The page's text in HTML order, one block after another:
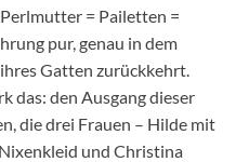
= Pailetten =
pur, genau in dem
Gatten zurückkehrt.
das: den Ausgang dieser
die drei Frauen – Hilde mit
und Christina